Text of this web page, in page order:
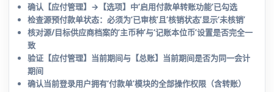
确认【应付管理】→【选项】中‘启用付款单转账功能’已勾选
检查源预付款单状态：必须为‘已审核’且‘核销状态’显示‘未核销’
核对源/目标供应商档案的‘主币种’与‘记账本位币’设置是否完全一
致
验证【应付管理】当前期间与【总账】当前期间是否为同一会计
期间
确认当前登录用户拥有‘付款单’模块的全部操作权限（含转账）